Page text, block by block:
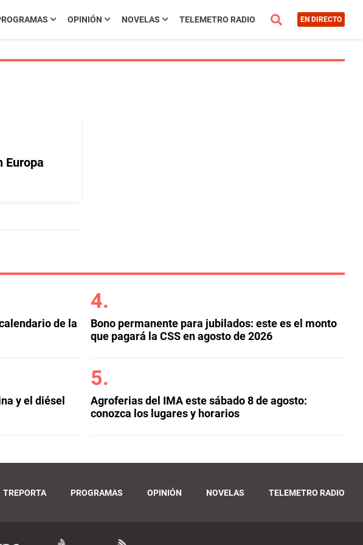
OPINIÓN NOVELAS TELEMETRO RADIO EN DIRECTO
Europa
de la
y el diésel
Bono permanente para jubilados: este es el monto
que pagará la CSS en agosto de 2026
Agroferias del IMA este sábado 8 de agosto:
conozca los lugares y horarios
TREPORTA PROGRAMAS OPINIÓN NOVELAS TELEMETRO RADIO